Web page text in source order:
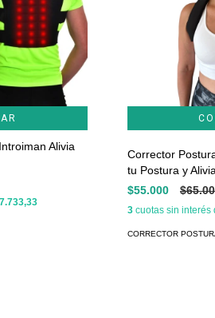
Alivia
Corrector
tu Postura y
$55.000
3 cuotas sin interés
CORRECTOR